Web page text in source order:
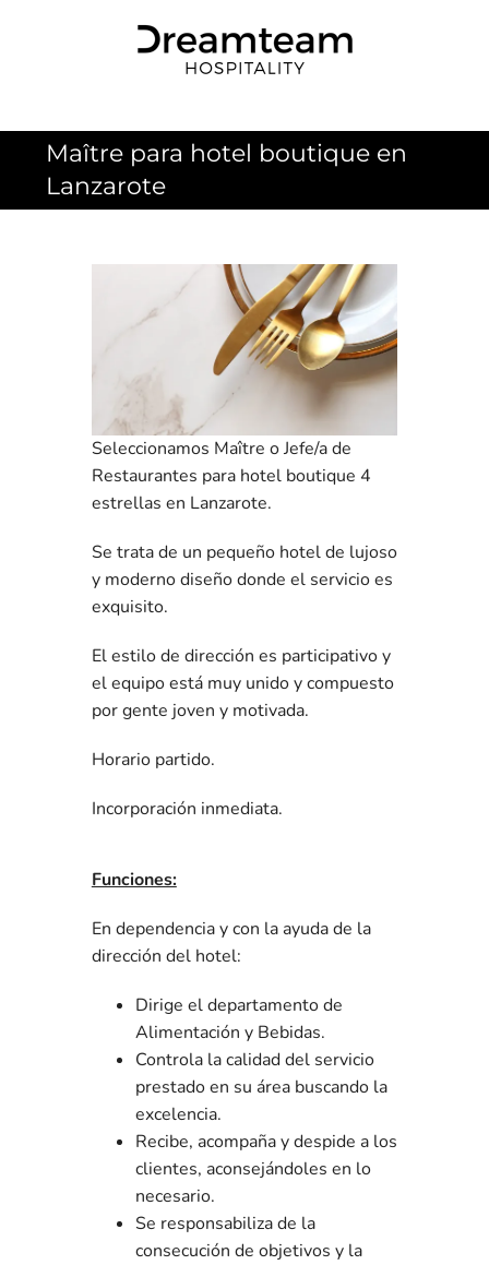
Maître para hotel boutique en
Lanzarote
Seleccionamos Maître o Jefe/a de
Restaurantes para hotel boutique 4
estrellas en Lanzarote.
Se trata de un pequeño hotel de lujoso
y moderno diseño donde el servicio es
exquisito.
El estilo de dirección es participativo y
el equipo está muy unido y compuesto
por gente joven y motivada.
Horario partido.
Incorporación inmediata.
Funciones:
En dependencia y con la ayuda de la
dirección del hotel:
Dirige el departamento de
Alimentación y Bebidas.
Controla la calidad del servicio
prestado en su área buscando la
excelencia.
Recibe, acompaña y despide a los
clientes, aconsejándoles en lo
necesario.
Se responsabiliza de la
consecución de objetivos y la